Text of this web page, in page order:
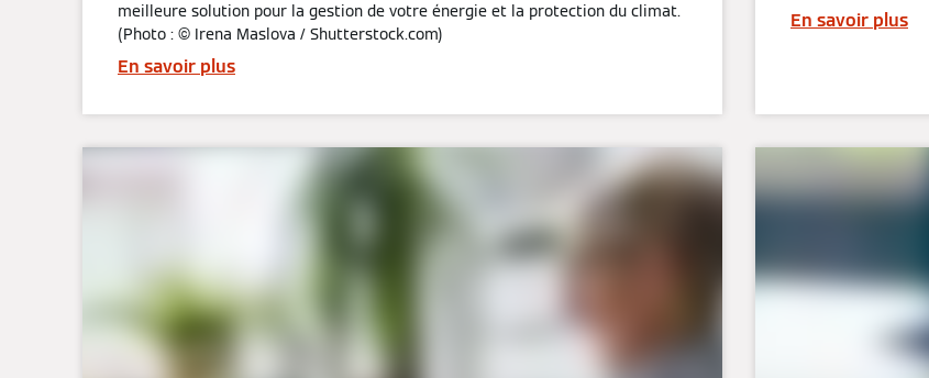
meilleure solution pour la gestion de votre énergie et la protection du climat.
(Photo : © Irena Maslova / Shutterstock.com)
En savoir plus
En savoir plus